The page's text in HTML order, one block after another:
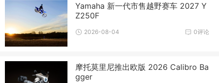
Yamaha 新一代市售越野赛车 2027 Y
Z250F
0评论
2026-08-04
摩托莫里尼推出欧版 2026 Calibro Ba
gger